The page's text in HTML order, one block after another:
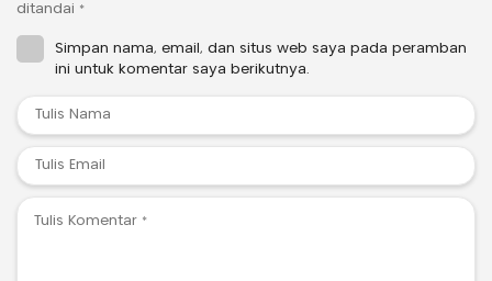
ditandai *
Simpan nama, email, dan situs web saya pada peramban
ini untuk komentar saya berikutnya.